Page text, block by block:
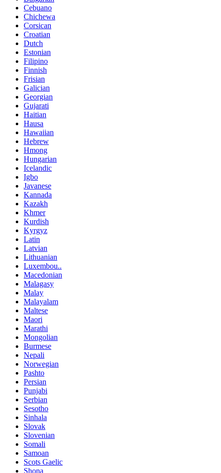
Cebuano
Chichewa
Corsican
Croatian
Dutch
Estonian
Filipino
Finnish
Frisian
Galician
Georgian
Gujarati
Haitian
Hausa
Hawaiian
Hebrew
Hmong
Hungarian
Icelandic
Igbo
Javanese
Kannada
Kazakh
Khmer
Kurdish
Kyrgyz
Latin
Latvian
Lithuanian
Luxembou..
Macedonian
Malagasy
Malay
Malayalam
Maltese
Maori
Marathi
Mongolian
Burmese
Nepali
Norwegian
Pashto
Persian
Punjabi
Serbian
Sesotho
Sinhala
Slovak
Slovenian
Somali
Samoan
Scots Gaelic
Shona